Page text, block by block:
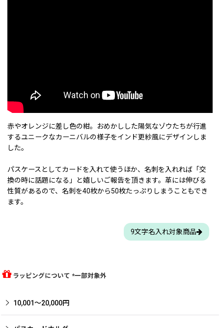
赤やオレンジに差し色の紺。おめかしした陽気なゾウたちが行進
するユニークなカーニバルの様子をインド更紗風にデザインしま
した。
パスケースとしてカードを入れて使うほか、名刺を入れれば「交
換の時に話題になる」と嬉しいご報告を頂きます。革には伸びる
性質があるので、名刺を40枚から50枚たっぷりしまうこともでき
ます。
9文字名入れ対象商品
ラッピングについて *一部対象外
10,001〜20,000円